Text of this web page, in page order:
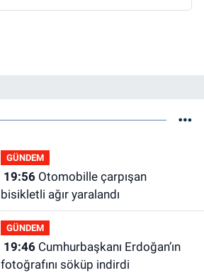
GÜNDEM
19:56Otomobille çarpışan
bisikletli ağır yaralandı
GÜNDEM
19:46Cumhurbaşkanı Erdoğan’ın
fotoğrafını söküp indirdi